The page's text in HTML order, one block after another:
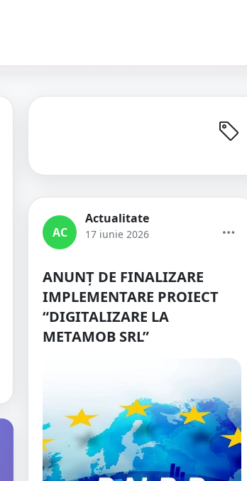
AC
Actualitate
17 iunie 2026
ANUNȚ DE FINALIZARE
IMPLEMENTARE PROIECT
“DIGITALIZARE LA
METAMOB SRL”